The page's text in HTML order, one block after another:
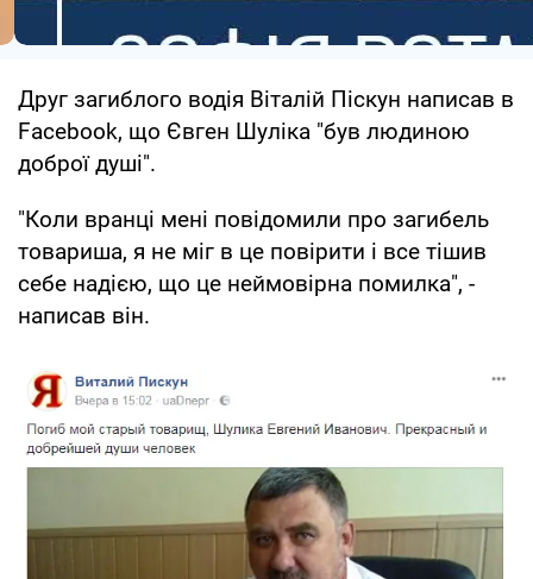
Друг загиблого водія Віталій Піскун написав в
Facebook, що Євген Шуліка "був людиною
доброї душі".
"Коли вранці мені повідомили про загибель
товариша, я не міг в це повірити і все тішив
себе надією, що це неймовірна помилка", -
написав він.